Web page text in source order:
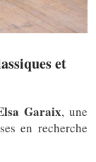
et
Garaix, une
en recherche